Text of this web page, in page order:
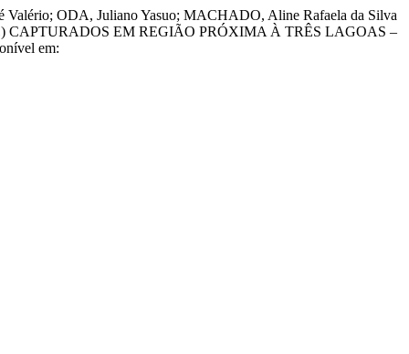
ODA, Juliano Yasuo; MACHADO, Aline Rafaela da Silva
EM REGIÃO PRÓXIMA À TRÊS LAGOAS –
em: